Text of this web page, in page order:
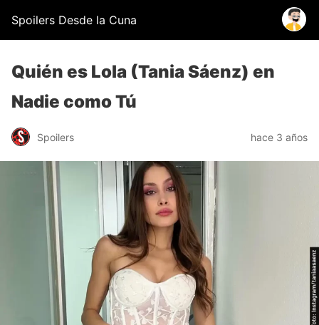
Spoilers Desde la Cuna
Quién es Lola (Tania Sáenz) en
Nadie como Tú
Spoilers hace 3 años